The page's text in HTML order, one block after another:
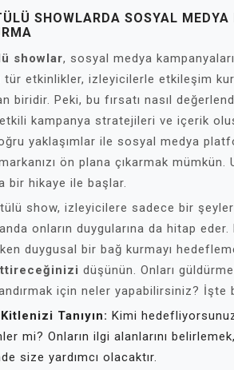
SHOWLARDA SOSYAL
showlar, sosyal medya
tür etkinlikler, izleyicilerle etkileşim
biridir. Peki, bu fırsatı nasıl
kampanya stratejileri ve içerik
yaklaşımlar ile sosyal medya
ön plana çıkarmak mümkün.
bir hikaye ile başlar.
show, izleyicilere sadece bir
onların duygularına da hitap
duygusal bir bağ kurmayı
düşünün. Onları
için neler yapabilirsiniz? İşte
Tanıyın: Kimi
mi? Onların ilgi alanlarını
size yardımcı olacaktır.